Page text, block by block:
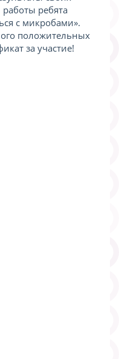
ребята
с микробами».
положительных
за участие!